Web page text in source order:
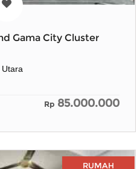
Gama City Cluster
Rp 85.000.000
RUMAH